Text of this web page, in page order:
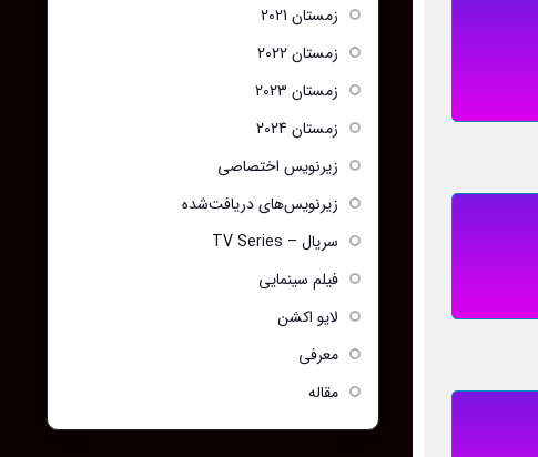
زمستان 2021
زمستان 2022
زمستان 2023
زمستان 2024
زیرنویس اختصاصی
زیرنویس‌های دریافت‌شده
سریال – TV Series
فیلم سینمایی
لایو اکشن
معرفی
مقاله